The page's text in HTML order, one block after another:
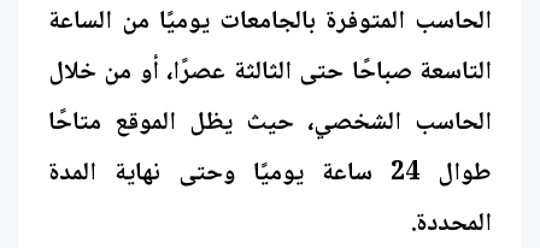
الحاسب المتوفرة بالجامعات يوميًا من الساعة
التاسعة صباحًا حتى الثالثة عصرًا، أو من خلال
الحاسب الشخصي، حيث يظل الموقع متاحًا
طوال 24 ساعة يوميًا وحتى نهاية المدة
المحددة.